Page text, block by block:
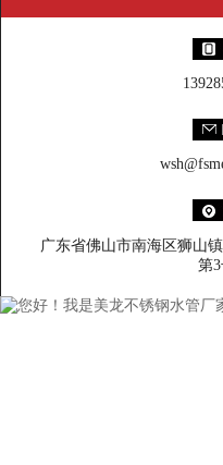
广东省佛山市南海区狮山
第